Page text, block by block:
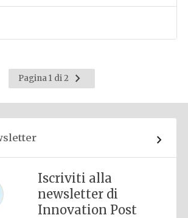
Pagina 1 di 2
Pagina
successiva
Iscriviti alla
newsletter di
Innovation Post